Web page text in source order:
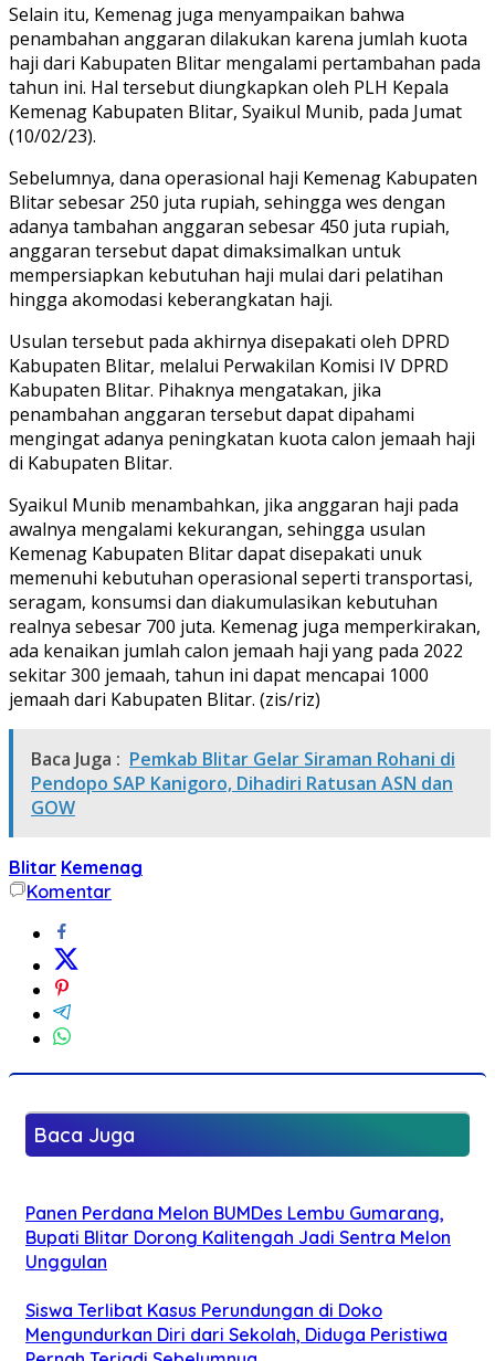
Selain itu, Kemenag juga menyampaikan bahwa
penambahan anggaran dilakukan karena jumlah kuota
haji dari Kabupaten Blitar mengalami pertambahan pada
tahun ini. Hal tersebut diungkapkan oleh PLH Kepala
Kemenag Kabupaten Blitar, Syaikul Munib, pada Jumat
(10/02/23).
Sebelumnya, dana operasional haji Kemenag Kabupaten
Blitar sebesar 250 juta rupiah, sehingga wes dengan
adanya tambahan anggaran sebesar 450 juta rupiah,
anggaran tersebut dapat dimaksimalkan untuk
mempersiapkan kebutuhan haji mulai dari pelatihan
hingga akomodasi keberangkatan haji.
Usulan tersebut pada akhirnya disepakati oleh DPRD
Kabupaten Blitar, melalui Perwakilan Komisi IV DPRD
Kabupaten Blitar. Pihaknya mengatakan, jika
penambahan anggaran tersebut dapat dipahami
mengingat adanya peningkatan kuota calon jemaah haji
di Kabupaten Blitar.
Syaikul Munib menambahkan, jika anggaran haji pada
awalnya mengalami kekurangan, sehingga usulan
Kemenag Kabupaten Blitar dapat disepakati unuk
memenuhi kebutuhan operasional seperti transportasi,
seragam, konsumsi dan diakumulasikan kebutuhan
realnya sebesar 700 juta. Kemenag juga memperkirakan,
ada kenaikan jumlah calon jemaah haji yang pada 2022
sekitar 300 jemaah, tahun ini dapat mencapai 1000
jemaah dari Kabupaten Blitar. (zis/riz)
Baca Juga : Pemkab Blitar Gelar Siraman Rohani di
Pendopo SAP Kanigoro, Dihadiri Ratusan ASN dan
GOW
Blitar Kemenag
Komentar
Baca Juga
Panen Perdana Melon BUMDes Lembu Gumarang,
Bupati Blitar Dorong Kalitengah Jadi Sentra Melon
Unggulan
Siswa Terlibat Kasus Perundungan di Doko
Mengundurkan Diri dari Sekolah, Diduga Peristiwa